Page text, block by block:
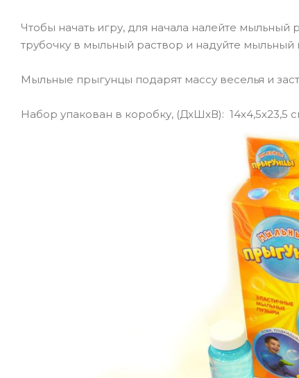
Чтобы начать игру, для начала налейте
трубочку в мыльный раствор и надуйте мыльный
Мыльные прыгунцы подарят массу веселья и
Набор упакован в коробку, (ДxШxВ): 14х4,5х23,5